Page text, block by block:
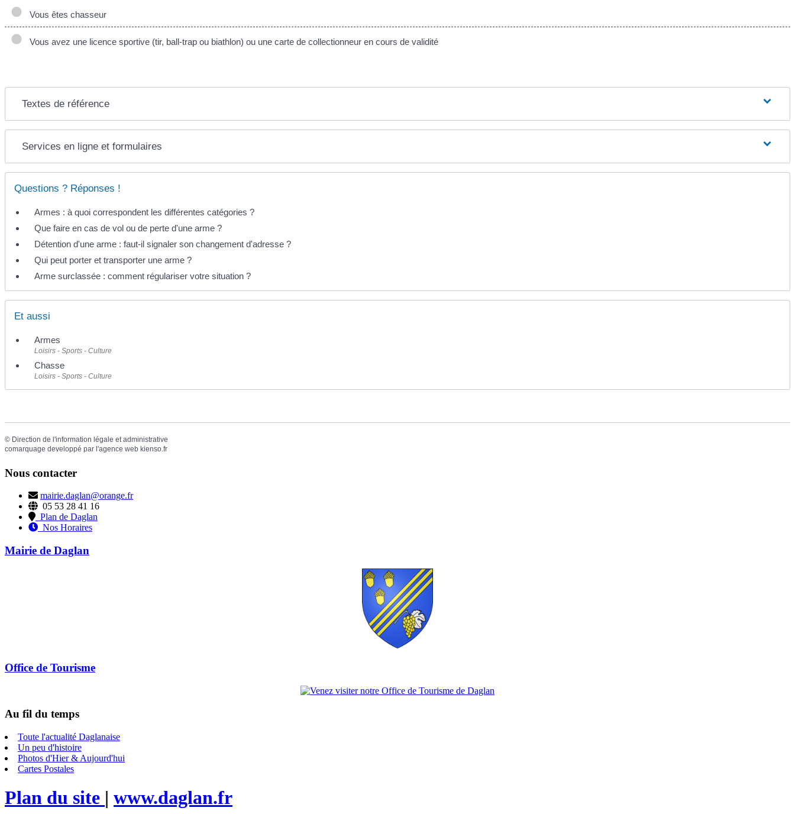
Vous êtes chasseur
Vous avez une licence sportive (tir, ball-trap ou biathlon) ou une carte de collectionneur en cours de validité
Textes de référence
Services en ligne et formulaires
Questions ? Réponses !
Armes : à quoi correspondent les différentes catégories ?
Que faire en cas de vol ou de perte d'une arme ?
Détention d'une arme : faut-il signaler son changement d'adresse ?
Qui peut porter et transporter une arme ?
Arme surclassée : comment régulariser votre situation ?
Et aussi
Armes
Loisirs - Sports - Culture
Chasse
Loisirs - Sports - Culture
© Direction de l'information légale et administrative
comarquage developpé par l'agence web kienso.fr
Nous contacter
mairie.daglan@orange.fr
05 53 28 41 16
Plan de Daglan
Nos Horaires
Mairie de Daglan
Office de Tourisme
Au fil du temps
Toute l'actualité Daglanaise
Un peu d'histoire
Photos d'Hier & Aujourd'hui
Cartes Postales
Plan du site | www.daglan.fr